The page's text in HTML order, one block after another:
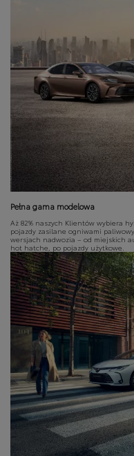
Pełna gama modelowa
Aż 82% naszych Klientów wybiera
pojazdy zasilane ogniwami
wersjach nadwozia – od miejskich
hot hatche, po pojazdy użytkowe.